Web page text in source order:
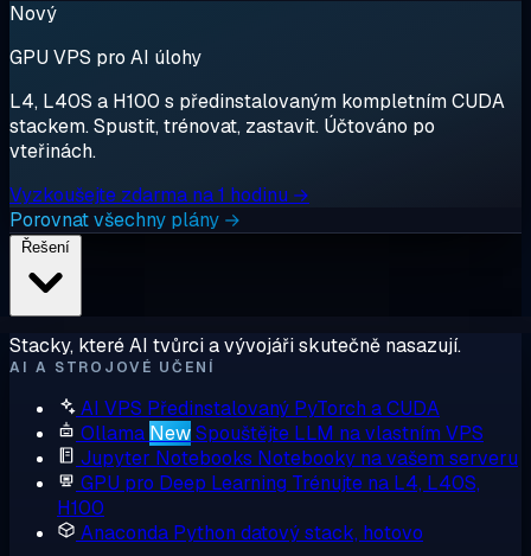
Nový
GPU VPS pro AI úlohy
L4, L40S a H100 s předinstalovaným kompletním CUDA
stackem. Spustit, trénovat, zastavit. Účtováno po
vteřinách.
Vyzkoušejte zdarma na 1 hodinu →
Porovnat všechny plány →
Stacky, které AI tvůrci a vývojáři skutečně nasazují.
AI A STROJOVÉ UČENÍ
AI VPS Předinstalovaný PyTorch a CUDA
Ollama NewSpouštějte LLM na vlastním VPS
Jupyter Notebooks Notebooky na vašem serveru
GPU pro Deep Learning Trénujte na L4, L40S,
H100
Anaconda Python datový stack, hotovo